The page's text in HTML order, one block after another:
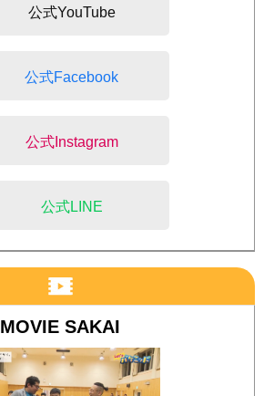
公式YouTube
公式Facebook
公式Instagram
公式LINE
MOVIE SAKAI